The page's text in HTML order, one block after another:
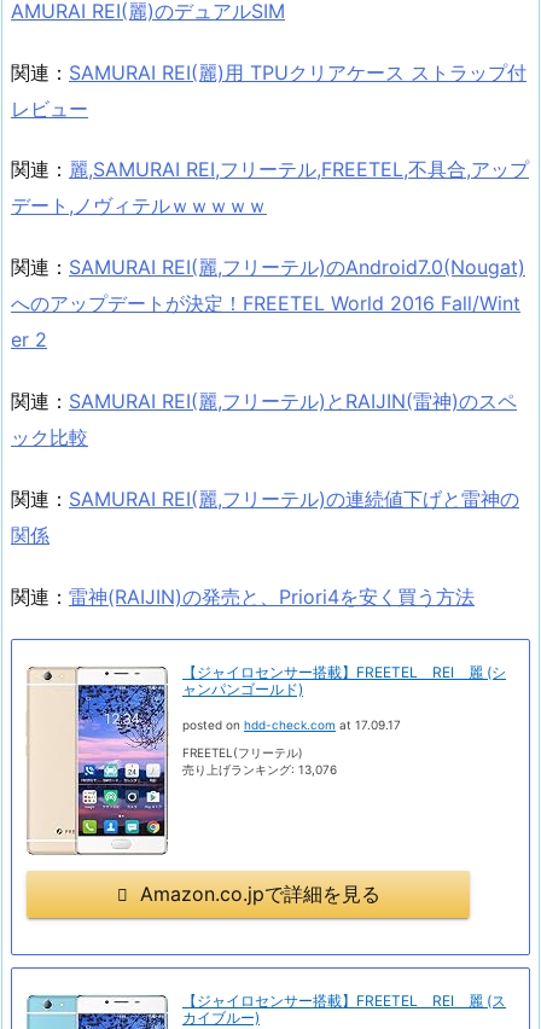
AMURAI REI(麗)のデュアルSIM
関連： SAMURAI REI(麗)用 TPUクリアケース ストラップ付
レビュー
関連： 麗,SAMURAI REI,フリーテル,FREETEL,不具合,アップ
デート,ノヴィテルｗｗｗｗｗ
関連： SAMURAI REI(麗,フリーテル)のAndroid7.0(Nougat)
へのアップデートが決定！FREETEL World 2016 Fall/Wint
er 2
関連： SAMURAI REI(麗,フリーテル)とRAIJIN(雷神)のスペ
ック比較
関連： SAMURAI REI(麗,フリーテル)の連続値下げと雷神の
関係
関連： 雷神(RAIJIN)の発売と、Priori4を安く買う方法
【ジャイロセンサー搭載】FREETEL REI 麗 (シ
ャンパンゴールド)
posted on hdd-check.com at 17.09.17
FREETEL(フリーテル)
売り上げランキング: 13,076
Amazon.co.jpで詳細を見る
【ジャイロセンサー搭載】FREETEL REI 麗 (ス
カイブルー)